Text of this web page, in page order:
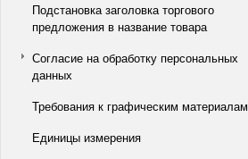
Подстановка заголовка торгового
предложения в название товара
Согласие на обработку персональных
данных
Требования к графическим материалам
Единицы измерения